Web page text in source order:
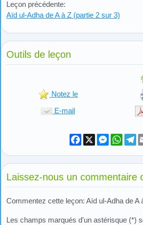
Leçon précédente:
Aïd ul-Adha de A à Z (partie 2 sur 3)
Outils de leçon
Notez le
E-mail
Facebook
X
Laissez-nous un commentaire
Commentez cette leçon: Aïd ul-Adha de A
Les champs marqués d'un astérisque (*)